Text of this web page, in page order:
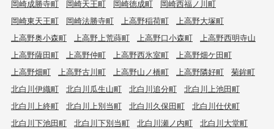
岡崎成勝寺町 岡崎天王町 岡崎徳成町
岡崎西福ノ川町
岡崎東天王町
岡崎法勝寺町 上高野稲荷町
上高野大塚町
上高野奥小森町
上高野上荒蒔町 上高野口小森町
上高野西明寺山
上高野薩田町
上高野仲町 上高野西氷室町
上高野畑ケ田町
上高野畑町
上高野古川町 上高野山ノ橋町 上高野隣好町
菊鉾町
北白川伊織町
北白川瓜生山町 北白川追分町
北白川上池田町
北白川上終町
北白川上別当町 北白川久保田町
北白川仕伏町
北白川下池田町
北白川下別当町 北白川瀬ノ内町
北白川大堂町